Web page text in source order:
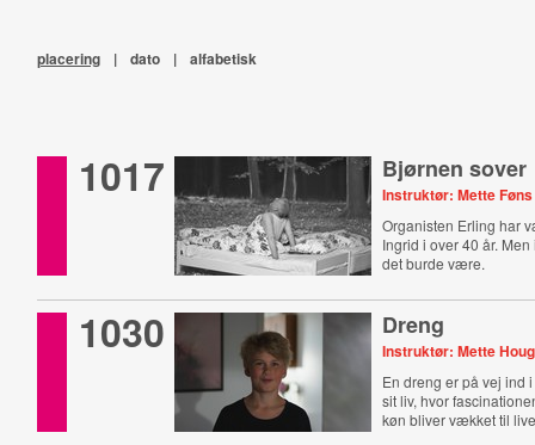
placering | dato | alfabetisk
1017 Bjørnen sover
Instruktør: Mette Føns
Organisten Erling har
Ingrid i over 40 år.
det burde være.
1030 Dreng
Instruktør: Mette
En dreng er på vej ind
sit liv, hvor
køn bliver vækket til